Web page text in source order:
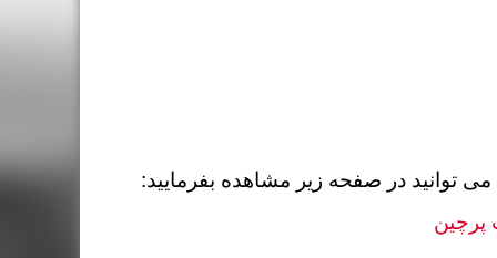
توانید در صفحه زیر مشاهده بفرمایید:
پرچین